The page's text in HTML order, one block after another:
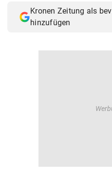
Muthgasse 2, 1190 Wien
Kronen Zeitung als
hinzufügen